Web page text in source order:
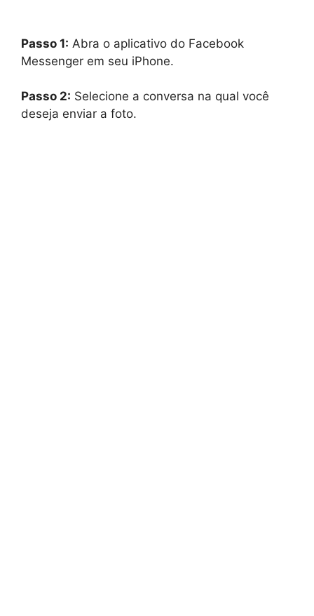
Passo 1: Abra o aplicativo do Facebook
Messenger em seu iPhone.
Passo 2: Selecione a conversa na qual você
deseja enviar a foto.